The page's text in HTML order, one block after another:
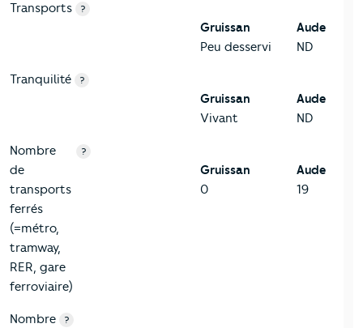
Transports ?
Gruissan
Peu desservi
Aude
ND
Tranquilité ?
Gruissan
Vivant
Aude
ND
Nombre
de
transports
ferrés
(=métro,
tramway,
RER, gare
ferroviaire)
?
Gruissan
0
Aude
19
Nombre
?